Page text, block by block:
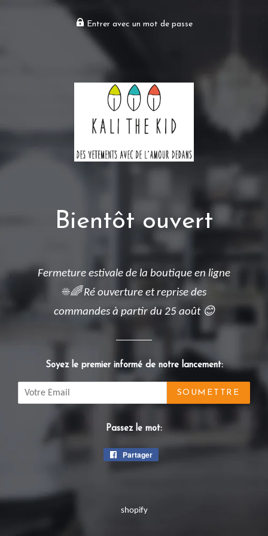
Entrer avec un mot de passe
Bientôt ouvert
Fermeture estivale de la boutique en ligne
☀️🌈 Ré ouverture et reprise des
commandes à partir du 25 août 😊
Soyez le premier informé de notre lancement:
Email
Passez le mot:
Partager
shopify